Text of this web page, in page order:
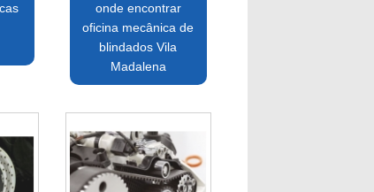
onde encontrar
oficina mecânica de
blindados Vila
Madalena